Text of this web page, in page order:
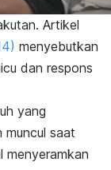
Artikel
menyebutkan
dan respons
yang
saat
menyeramkan